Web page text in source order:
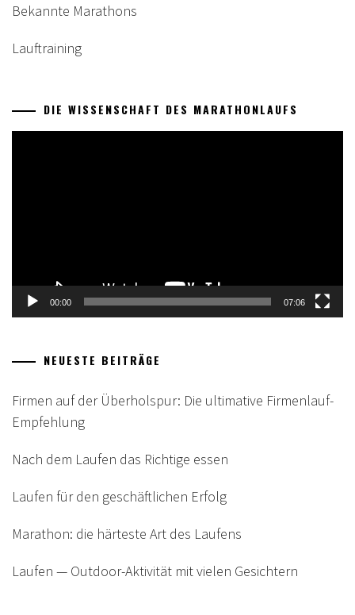
Bekannte Marathons
Lauftraining
DIE WISSENSCHAFT DES MARATHONLAUFS
00:00 07:06
NEUESTE BEITRÄGE
Firmen auf der Überholspur: Die ultimative Firmenlauf-
Empfehlung
Nach dem Laufen das Richtige essen
Laufen für den geschäftlichen Erfolg
Marathon: die härteste Art des Laufens
Laufen — Outdoor-Aktivität mit vielen Gesichtern